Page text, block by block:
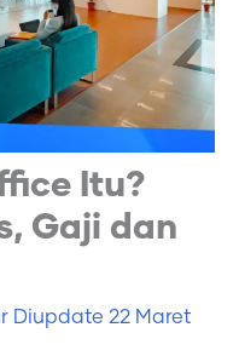
Itu?
Gaji dan
Diupdate 22 Maret